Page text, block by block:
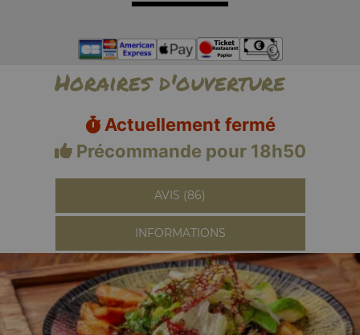
Horaires d'ouverture
Actuellement fermé
Précommande pour 18h50
AVIS (86)
INFORMATIONS